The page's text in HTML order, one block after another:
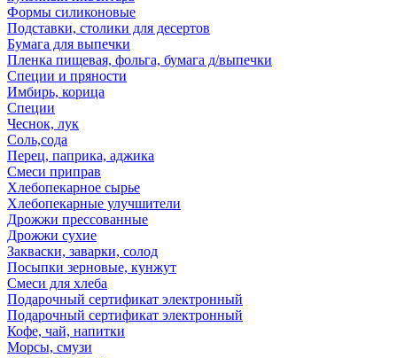
Формы силиконовые
Подставки, столики для десертов
Бумага для выпечки
Пленка пищевая, фольга, бумага д/выпечки
Специи и пряности
Имбирь, корица
Специи
Чеснок, лук
Соль,сода
Перец, паприка, аджика
Смеси приправ
Хлебопекарное сырье
Хлебопекарные улучшители
Дрожжи прессованные
Дрожжи сухие
Закваски, заварки, солод
Посыпки зерновые, кунжут
Смеси для хлеба
Подарочный сертификат электронный
Подарочный сертификат электронный
Кофе, чай, напитки
Морсы, смузи